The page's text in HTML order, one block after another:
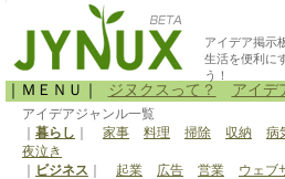
アイデア掲示
生活を便利に
う！
｜ＭＥＮＵ｜ ジヌクスって？ アイデ
アイデアジャンル一覧
暮らし 家事 料理 掃除 収納 病
夜泣き
ビジネス 起業 広告 営業 ウェブ